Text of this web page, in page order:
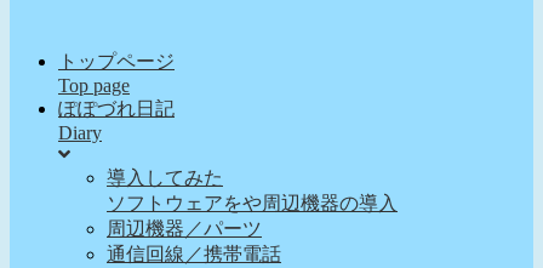
トップページ
Top page
ぽぽづれ日記
Diary
導入してみた
ソフトウェアをや周辺機器の導入
周辺機器／パーツ
通信回線／携帯電話